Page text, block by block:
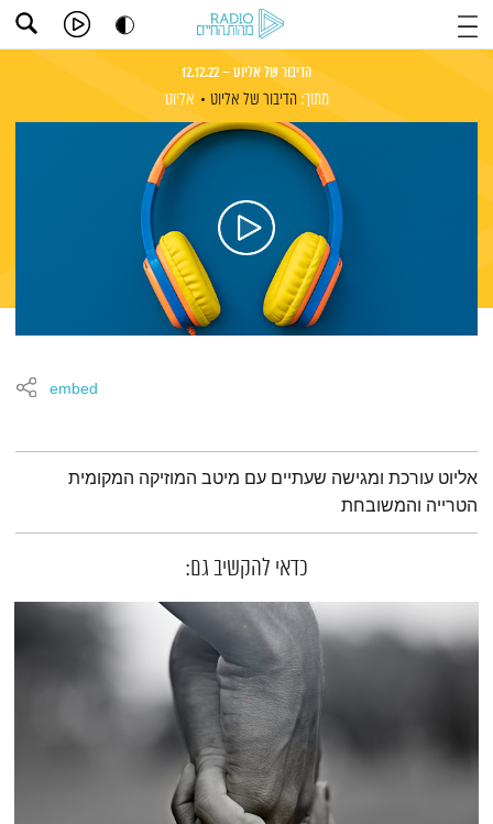
הדיבור של אליוט – 12.12.22
מתוך: הדיבור של אליוט אליוט
embed
תמצית הפודקאסט
אליוט עורכת ומגישה שעתיים עם מיטב המוזיקה המקומית
הטרייה והמשובחת
כדאי להקשיב גם: